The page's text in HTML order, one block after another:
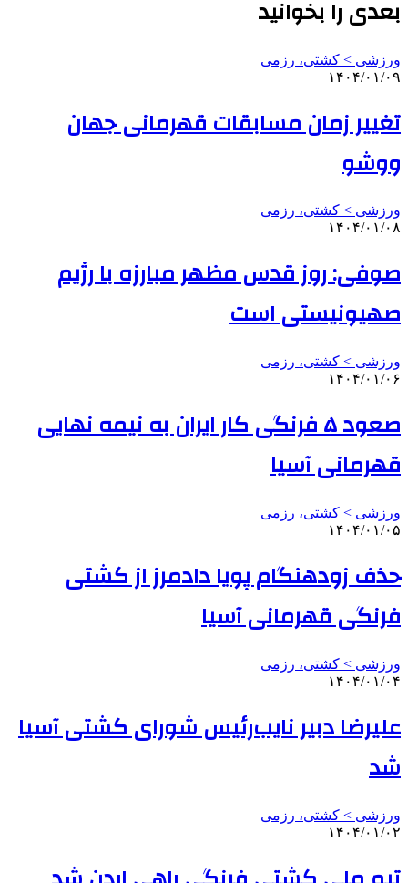
بعدی را بخوانید
ورزشی > کشتی، رزمی
۱۴۰۴/۰۱/۰۹
تغییر زمان مسابقات قهرمانی جهان
ووشو
ورزشی > کشتی، رزمی
۱۴۰۴/۰۱/۰۸
صوفی: روز قدس مظهر مبارزه با رژیم
صهیونیستی است
ورزشی > کشتی، رزمی
۱۴۰۴/۰۱/۰۶
صعود ۵ فرنگی کار ایران به نیمه نهایی
قهرمانی آسیا
ورزشی > کشتی، رزمی
۱۴۰۴/۰۱/۰۵
حذف زودهنگام پویا دادمرز از کشتی
فرنگی قهرمانی آسیا
ورزشی > کشتی، رزمی
۱۴۰۴/۰۱/۰۴
علیرضا دبیر نایب‌رئیس شورای کشتی آسیا
شد
ورزشی > کشتی، رزمی
۱۴۰۴/۰۱/۰۲